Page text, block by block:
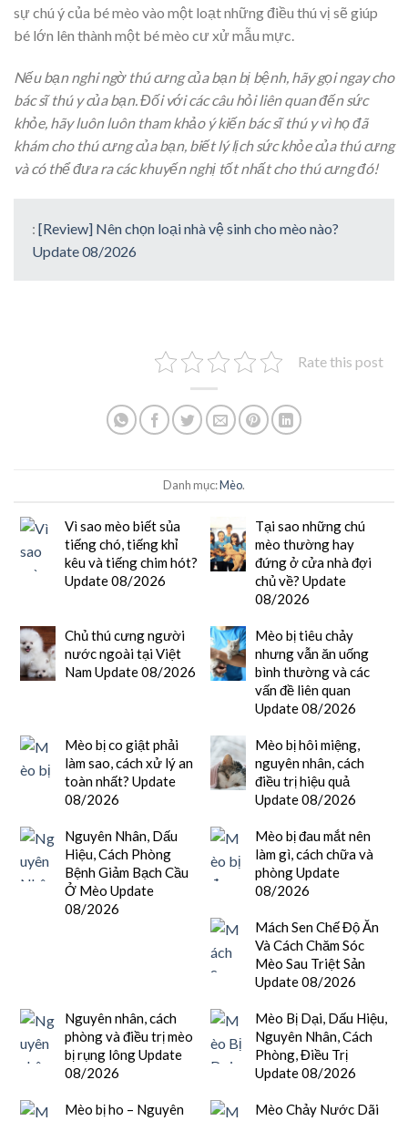
sự chú ý của bé mèo vào một loạt những điều thú vị sẽ giúp
bé lớn lên thành một bé mèo cư xử mẫu mực.
Nếu bạn nghi ngờ thú cưng của bạn bị bệnh, hãy gọi ngay cho
bác sĩ thú y của bạn. Đối với các câu hỏi liên quan đến sức
khỏe, hãy luôn luôn tham khảo ý kiếnbác sĩ thú y vì họ đã
khám cho thú cưng của bạn, biết lý lịch sức khỏe của thú cưng
và có thể đưa ra các khuyến nghị tốt nhất cho thú cưng đó!
: [Review] Nên chọn loại nhà vệ sinh cho mèo nào?
Update 08/2026
Rate this post
Danh mục:Mèo.
Vì sao mèo biết sủa
tiếng chó, tiếng khỉ
kêu và tiếng chim hót?
Update 08/2026
Tại sao những chú
mèo thường hay
đứng ở cửa nhà đợi
chủ về? Update
08/2026
Chủ thú cưng người
nước ngoài tại Việt
Nam Update 08/2026
Mèo bị tiêu chảy
nhưng vẫn ăn uống
bình thường và các
vấn đề liên quan
Update 08/2026
Mèo bị co giật phải
làm sao, cách xử lý an
toàn nhất? Update
08/2026
Mèo bị hôi miệng,
nguyên nhân, cách
điều trị hiệu quả
Update 08/2026
Nguyên Nhân, Dấu
Hiệu, Cách Phòng
Bệnh Giảm Bạch Cầu
Ở Mèo Update
08/2026
Mèo bị đau mắt nên
làm gì, cách chữa và
phòng Update
08/2026
Mách Sen Chế Độ Ăn
Và Cách Chăm Sóc
Mèo Sau Triệt Sản
Update 08/2026
Nguyên nhân, cách
phòng và điều trị mèo
bị rụng lông Update
08/2026
Mèo Bị Dại, Dấu Hiệu,
Nguyên Nhân, Cách
Phòng, Điều Trị
Update 08/2026
Mèo bị ho – Nguyên
Mèo Chảy Nước Dãi